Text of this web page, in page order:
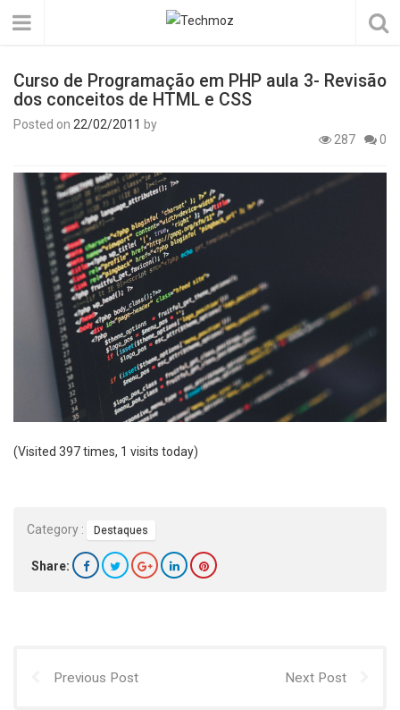
Curso de Programação em PHP aula 3- Revisão
dos conceitos de HTML e CSS
Posted on 22/02/2011 by
287
0
(Visited 397 times, 1 visits today)
Category : Destaques
Share:
Previous Post Next Post